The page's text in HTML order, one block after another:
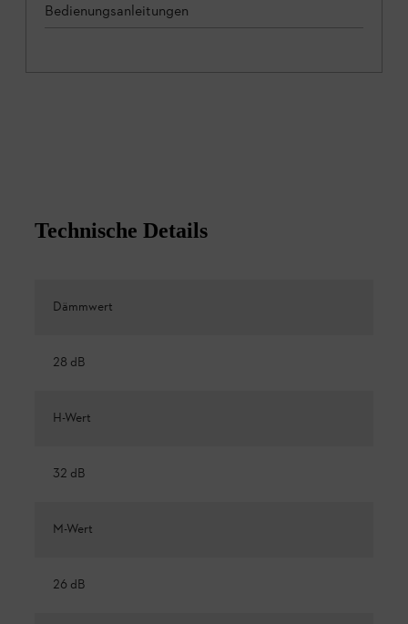
Bedienungsanleitungen
Technische Details
Dämmwert
28 dB
H-Wert
32 dB
M-Wert
26 dB